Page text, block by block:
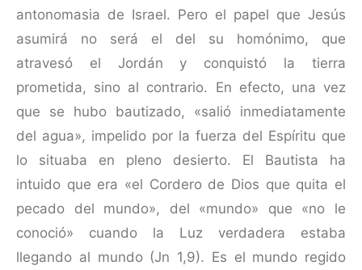
antonomasia de Israel. Pero el papel que Jesús
asumirá no será el del su homónimo, que
atravesó el Jordán y conquistó la tierra
prometida, sino al contrario. En efecto, una vez
que se hubo bautizado, «salió inmediatamente
del agua», impelido por la fuerza del Espíritu que
lo situaba en pleno desierto. El Bautista ha
intuido que era «el Cordero de Dios que quita el
pecado del mundo», del «mundo» que «no le
conoció» cuando la Luz verdadera estaba
llegando al mundo (Jn 1,9). Es el mundo regido